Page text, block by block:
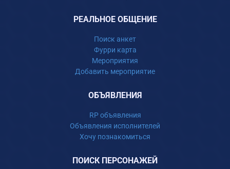
РЕАЛЬНОЕ ОБЩЕНИЕ
Поиск анкет
Фурри карта
Мероприятия
Добавить мероприятие
ОБЪЯВЛЕНИЯ
RP объявления
Объявления исполнителей
Хочу познакомиться
ПОИСК ПЕРСОНАЖЕЙ